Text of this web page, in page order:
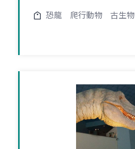
恐龍 爬行動物 古生物